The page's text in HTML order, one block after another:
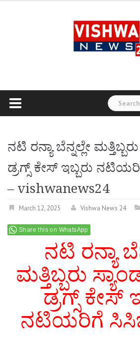
Search
for:
ನಟಿ ರನ್ಯಾ ಬೆನ್ನಲ್ಲೇ
ಡ್ರಗ್ಸ್ ಕೇಸ್ ಇಬ್ಬರು
– vishwanews24
March 12, 2025 Vishwa News 24
Share this on WhatsApp
ನಟಿ ರನ್ಯಾ
ಮತ್ತಿಬ್ಬರು
ಡ್ರಗ್ಸ್ ಕೇಸ್
ನಟಿಯರಿಗೆ